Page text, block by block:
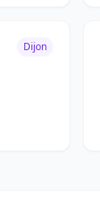
Dijon